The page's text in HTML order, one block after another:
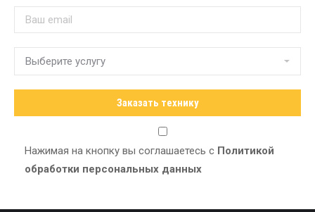
Нажимая на кнопку вы соглашаетесь с Политикой
обработки персональных данных